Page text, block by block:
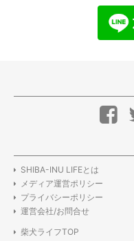
SHIBA-INU LIFEとは
メディア運営ポリシー
プライバシーポリシー
運営会社/お問合せ
柴犬ライフTOP